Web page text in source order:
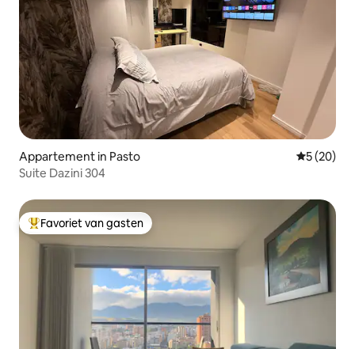
Appartement in Pasto
5 (20)
Suite Dazini 304
Topfavoriet van gasten
Favoriet van gasten